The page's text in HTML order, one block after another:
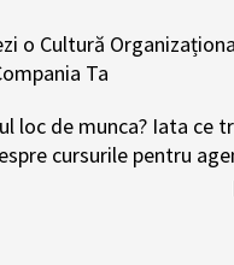
o Cultură
Ta
loc de munca? Iata ce
cursurile pentru